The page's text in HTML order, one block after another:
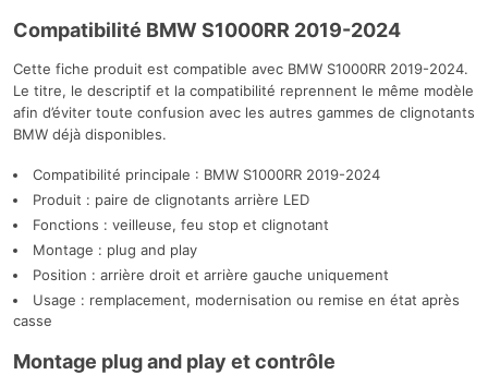
Compatibilité BMW S1000RR 2019-2024
Cette fiche produit est compatible avec BMW S1000RR 2019-2024.
Le titre, le descriptif et la compatibilité reprennent le même modèle
afin d’éviter toute confusion avec les autres gammes de clignotants
BMW déjà disponibles.
Compatibilité principale : BMW S1000RR 2019-2024
Produit : paire de clignotants arrière LED
Fonctions : veilleuse, feu stop et clignotant
Montage : plug and play
Position : arrière droit et arrière gauche uniquement
Usage : remplacement, modernisation ou remise en état après
casse
Montage plug and play et contrôle